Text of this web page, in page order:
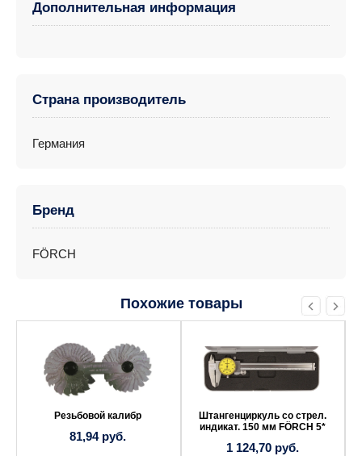
Дополнительная информация
Страна производитель
Германия
Бренд
FÖRCH
Похожие товары
Резьбовой калибр
81,94 руб.
Штангенциркуль со стрел.
индикат. 150 мм FÖRCH 5*
1 124,70 руб.